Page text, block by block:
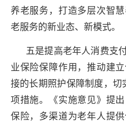
养老服务，打造多层次智
老服务的新业态、新模式。
五是提高老年人消费支
业保险保障作用，推动建
接的长期照护保障制度，切
项措施。《实施意见》提
保险，多渠道为老年人提